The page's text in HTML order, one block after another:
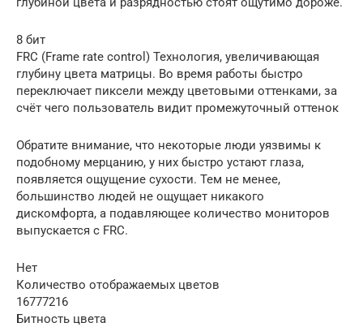
8 бит
FRC (Frame rate control) Технология, увеличивающая
глубину цвета матрицы. Во время работы быстро
переключает пиксели между цветовыми оттенками, за
счёт чего пользователь видит промежуточный оттенок
Обратите внимание, что некоторые люди уязвимы к
подобному мерцанию, у них быстро устают глаза,
появляется ощущение сухости. Тем не менее,
большинство людей не ощущает никакого
дискомфорта, а подавляющее количество мониторов
выпускается с FRC.
Нет
Количество отображаемых цветов
16777216
Битность цвета